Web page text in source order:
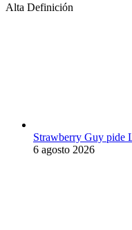
Alta Definición
Strawberry Guy pide
6 agosto 2026